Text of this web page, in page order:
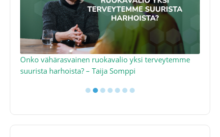
Onko vähärasvainen ruokavalio yksi terveytemme
suurista harhoista? – Taija Somppi
●●●●●●●